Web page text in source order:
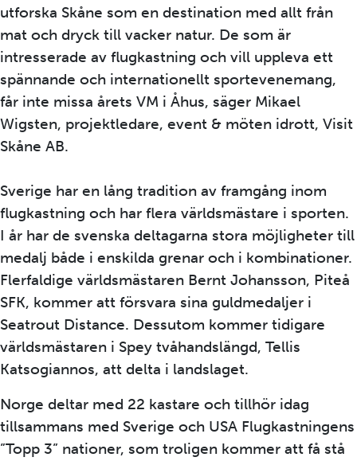
utforska Skåne som en destination med allt från
mat och dryck till vacker natur. De som är
intresserade av flugkastning och vill uppleva ett
spännande och internationellt sportevenemang,
får inte missa årets VM i Åhus, säger Mikael
Wigsten, projektledare, event & möten idrott, Visit
Skåne AB.
Sverige har en lång tradition av framgång inom
flugkastning och har flera världsmästare i sporten.
I år har de svenska deltagarna stora möjligheter till
medalj både i enskilda grenar och i kombinationer.
Flerfaldige världsmästaren Bernt Johansson, Piteå
SFK, kommer att försvara sina guldmedaljer i
Seatrout Distance. Dessutom kommer tidigare
världsmästaren i Spey tvåhandslängd, Tellis
Katsogiannos, att delta i landslaget.
Norge deltar med 22 kastare och tillhör idag
tillsammans med Sverige och USA Flugkastningens
”Topp 3” nationer, som troligen kommer att få stå